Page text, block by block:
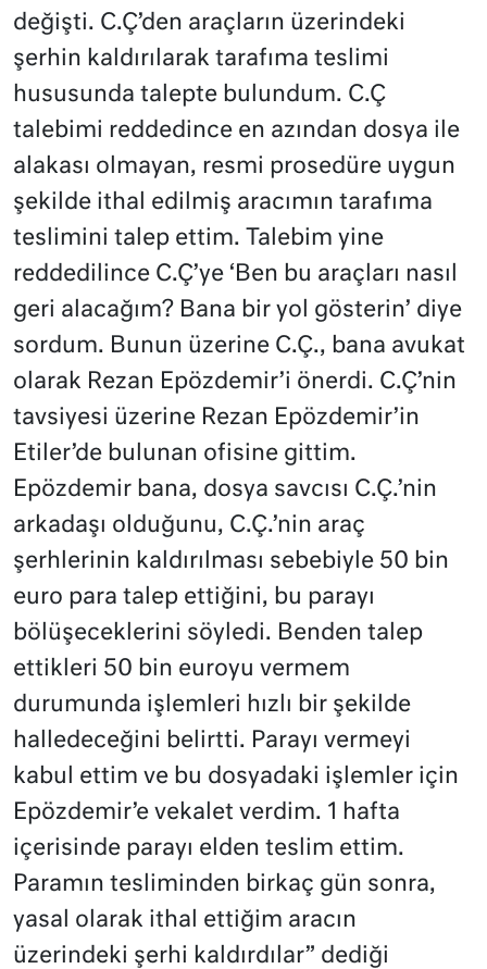
değişti. C.Ç’den araçların üzerindeki
şerhin kaldırılarak tarafıma teslimi
hususunda talepte bulundum. C.Ç
talebimi reddedince en azından dosya ile
alakası olmayan, resmi prosedüre uygun
şekilde ithal edilmiş aracımın tarafıma
teslimini talep ettim. Talebim yine
reddedilince C.Ç’ye ‘Ben bu araçları nasıl
geri alacağım? Bana bir yol gösterin’ diye
sordum. Bunun üzerine C.Ç., bana avukat
olarak Rezan Epözdemir’i önerdi. C.Ç’nin
tavsiyesi üzerine Rezan Epözdemir’in
Etiler’de bulunan ofisine gittim.
Epözdemir bana, dosya savcısı C.Ç.’nin
arkadaşı olduğunu, C.Ç.’nin araç
şerhlerinin kaldırılması sebebiyle 50 bin
euro para talep ettiğini, bu parayı
bölüşeceklerini söyledi. Benden talep
ettikleri 50 bin euroyu vermem
durumunda işlemleri hızlı bir şekilde
halledeceğini belirtti. Parayı vermeyi
kabul ettim ve bu dosyadaki işlemler için
Epözdemir’e vekalet verdim. 1 hafta
içerisinde parayı elden teslim ettim.
Paramın tesliminden birkaç gün sonra,
yasal olarak ithal ettiğim aracın
üzerindeki şerhi kaldırdılar” dediği